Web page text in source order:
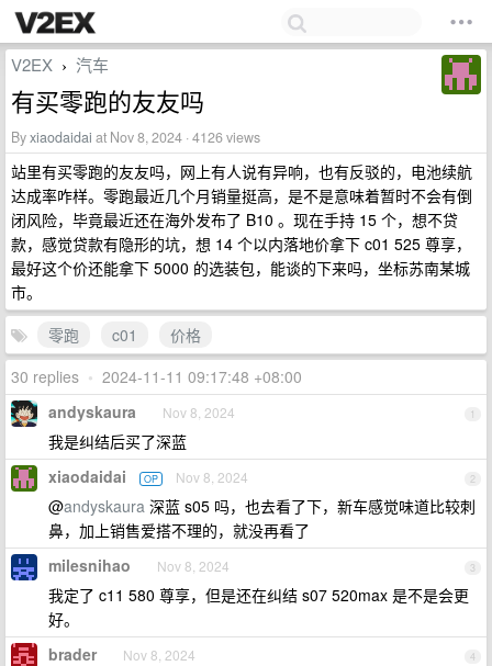
V2EX › 汽车
有买零跑的友友吗
Byxiaodaidai at Nov 8, 2024 · 4126 views
站里有买零跑的友友吗，网上有人说有异响，也有反驳的，电池续航
达成率咋样。零跑最近几个月销量挺高，是不是意味着暂时不会有倒
闭风险，毕竟最近还在海外发布了 B10 。现在手持 15 个，想不贷
款，感觉贷款有隐形的坑，想 14 个以内落地价拿下 c01 525 尊享，
最好这个价还能拿下 5000 的选装包，能谈的下来吗，坐标苏南某城
市。
零跑
c01
价格
30 replies • 2024-11-11 09:17:48 +08:00
1
andyskaura Nov 8, 2024
我是纠结后买了深蓝
2
xiaodaidai OP Nov 8, 2024
@andyskaura 深蓝 s05 吗，也去看了下，新车感觉味道比较刺
鼻，加上销售爱搭不理的，就没再看了
3
milesnihao Nov 8, 2024
我定了 c11 580 尊享，但是还在纠结 s07 520max 是不是会更
好。
4
brader Nov 8, 2024